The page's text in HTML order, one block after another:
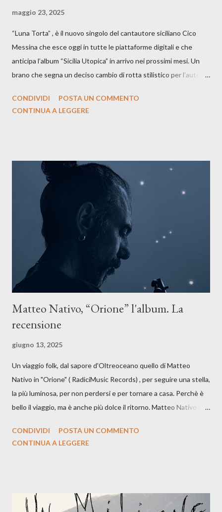
maggio 23, 2025
“Luna Torta” , è il nuovo singolo del cantautore siciliano Cico
Messina che esce oggi in tutte le piattaforme digitali e che
anticipa l’album “Sicilia Utopica” in arrivo nei prossimi mesi. Un
brano che segna un deciso cambio di rotta stilistico per l’autore
testo ibrido tra italiano e siciliano, e un’urgenza espressiva che
La canzone racconta la difficoltà di creare, e perfino di esistere,
sotto il peso della realtà. Ma lo fa cercando una via d’uscita, una
forma di assoluzione, nel vivere e nel suonare, nel trovare respiro
anche quando l’aria sembra farsi più densa. Il brano è anche una
dichiarazione d’intenti: Cico Messina apre il suo nuovo percorso
artistico con una composizi...
CONDIVIDI
POSTA UN COMMENTO
CONTINUA A LEGGERE
Matteo Nativo, “Orione” l'album. La
recensione
giugno 13, 2025
Un viaggio folk, dal sapore d'Oltreoceano quello di Matteo
Nativo in "Orione" ( RadiciMusic Records) , per seguire una stella,
la più luminosa, per non perdersi e per tornare a casa. Perchè è
bello il viaggio, ma è anche più dolce il ritorno. Matteo Nativo per
indubbiamente matura e consapevole oltre che con ottimi
Dicevamo. Ed è da qui che il nostro inizia questo concept
CONDIVIDI
POSTA UN COMMENTO
CONTINUA A LEGGERE